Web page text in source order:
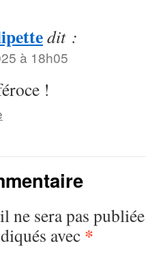
dit :
à 18h05
!
ne sera pas
avec *